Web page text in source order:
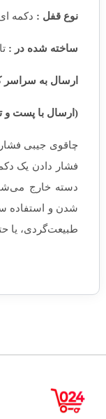
نوع قفل : دکمه
ساخته شده در :
ارسال به سراسر
(ارسال با پست و
چاقوی جیبی
فشار دادن یک
دسته خارج
شدن و استفاده
طبیعت‌گردی، یا